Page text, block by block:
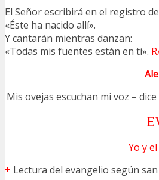
El Señor escribirá en el registro
«Éste ha nacido allí».
Y cantarán mientras danzan:
«Todas mis fuentes están en ti».
Mis ovejas escuchan mi voz –
Yo y
+ Lectura del evangelio según